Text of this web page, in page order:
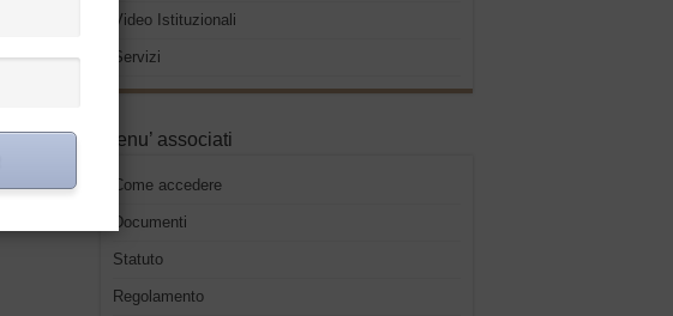
Video Istituzionali
Servizi
Menu’ associati
Come accedere
Documenti
Statuto
Regolamento